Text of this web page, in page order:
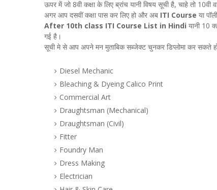
ऊपर में जो 8वी कक्षा के लिए ब्रांच यानी विषय सूची है, चाहे तो
अगर आप दसवीं कक्षा पास कर लिए हो और अब ITI Course या
After 10th class ITI Course List in Hindi यानी 10
गई है।
सूची मे से आप अपने मन मुताबिक सब्जेक्ट चुनकर डिप्लोमा कर सकते
Diesel Mechanic
Bleaching & Dyeing Calico Print
Commercial Art
Draughtsman (Mechanical)
Draughtsman (Civil)
Fitter
Foundry Man
Dress Making
Electrician